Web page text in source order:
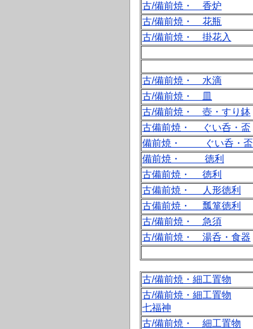
古/備前焼・ 香炉
古/備前焼・ 花瓶
古/備前焼・ 掛花入
古/備前焼・ 水滴
古/備前焼・ 皿
古/備前焼・ 壺・すり鉢
古備前焼・ ぐい呑・盃
備前焼・ ぐい呑・盃
備前焼・ 徳利
古備前焼・ 徳利
古備前焼・ 人形徳利
古備前焼・ 瓢箪徳利
古/備前焼・ 急須
古/備前焼・ 湯呑・食器
古/備前焼・細工置物
古/備前焼・細工置物
七福神
古/備前焼・ 細工置物